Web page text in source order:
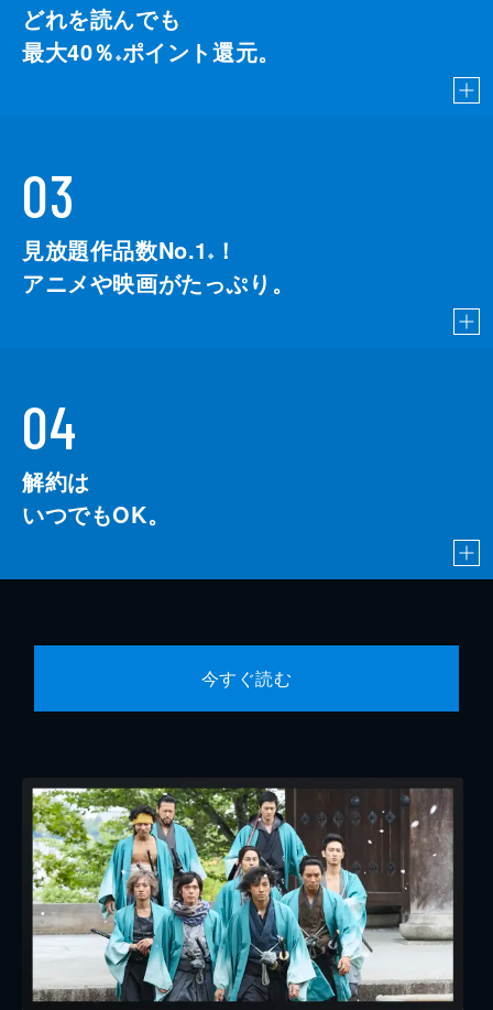
どれを読んでも
最大40％ ※ポイント還元。
03
見放題作品数No.1 ※
！
アニメや映画がたっぷり。
04
解約は
いつでもOK。
今すぐ読む